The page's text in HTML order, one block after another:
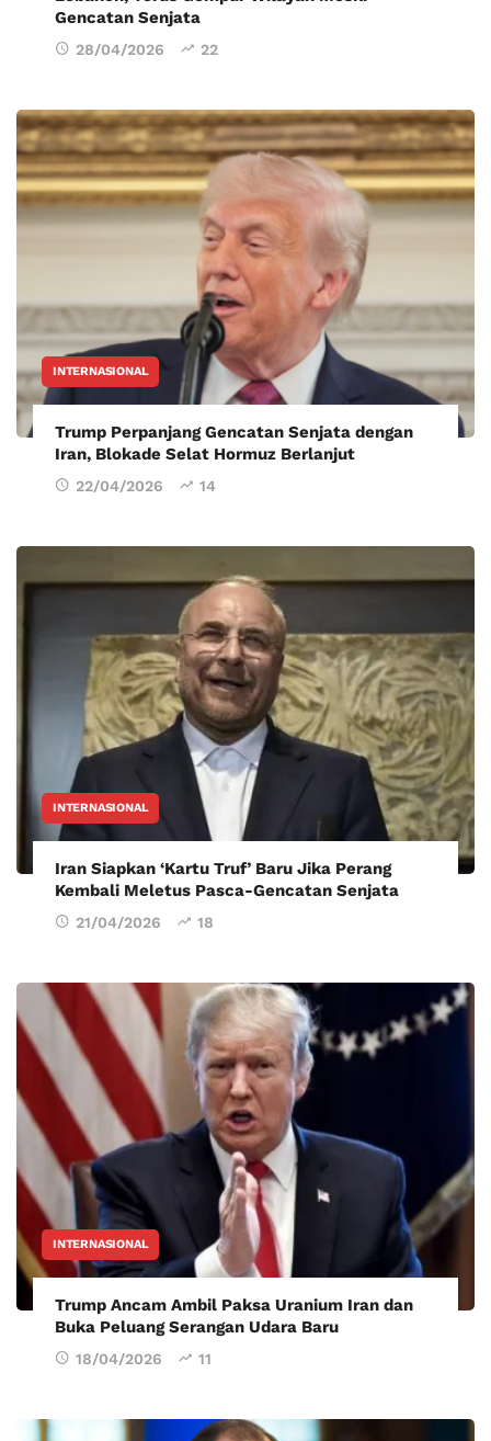
Gencatan Senjata
28/04/2026 22
INTERNASIONAL
Trump Perpanjang Gencatan Senjata dengan
Iran, Blokade Selat Hormuz Berlanjut
22/04/2026 14
INTERNASIONAL
Iran Siapkan ‘Kartu Truf’ Baru Jika Perang
Kembali Meletus Pasca-Gencatan Senjata
21/04/2026 18
INTERNASIONAL
Trump Ancam Ambil Paksa Uranium Iran dan
Buka Peluang Serangan Udara Baru
18/04/2026 11